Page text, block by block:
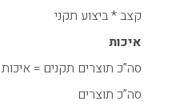
קצב * ביצוע תקני
איכות
סה”כ תוצרים תקנים = איכות
סה”כ תוצרים